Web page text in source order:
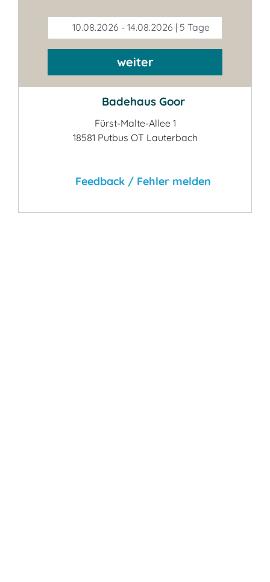
10.08.2026 - 14.08.2026 | 5 Tage
weiter
Badehaus Goor
Fürst-Malte-Allee 1
18581 Putbus OT Lauterbach
Feedback / Fehler melden